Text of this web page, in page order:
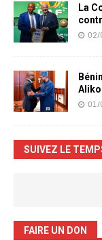
La
SUIVEZ LE
FAIRE UN DON